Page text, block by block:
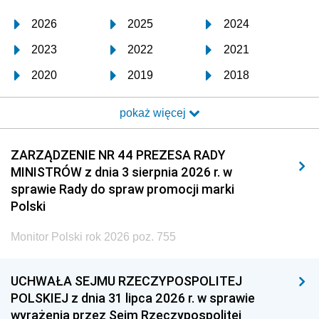
2026 2025 2024
2023 2022 2021
2020 2019 2018
2017 2016 2015
2014 2013 2012
2011 2010 2009
2008 2007 2006
2005
1996 1995 1994
1993 1992 1991
pokaż więcej
ZARZĄDZENIE NR 44 PREZESA RADY
MINISTRÓW z dnia 3 sierpnia 2026 r. w
sprawie Rady do spraw promocji marki
Polski
Monitor Polski rok 2026 poz. 755
UCHWAŁA SEJMU RZECZYPOSPOLITEJ
POLSKIEJ z dnia 31 lipca 2026 r. w sprawie
wyrażenia przez Sejm Rzeczypospolitej